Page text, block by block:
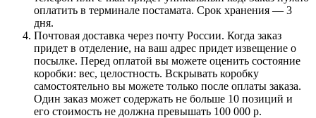
оплатить в терминале постамата. Срок хранения — 3
дня.
Почтовая доставка через почту России. Когда заказ
придет в отделение, на ваш адрес придет извещение о
посылке. Перед оплатой вы можете оценить состояние
коробки: вес, целостность. Вскрывать коробку
самостоятельно вы можете только после оплаты заказа.
Один заказ может содержать не больше 10 позиций и
его стоимость не должна превышать 100 000 р.